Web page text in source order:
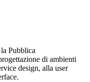
Pubblica
di ambienti
design, alla user